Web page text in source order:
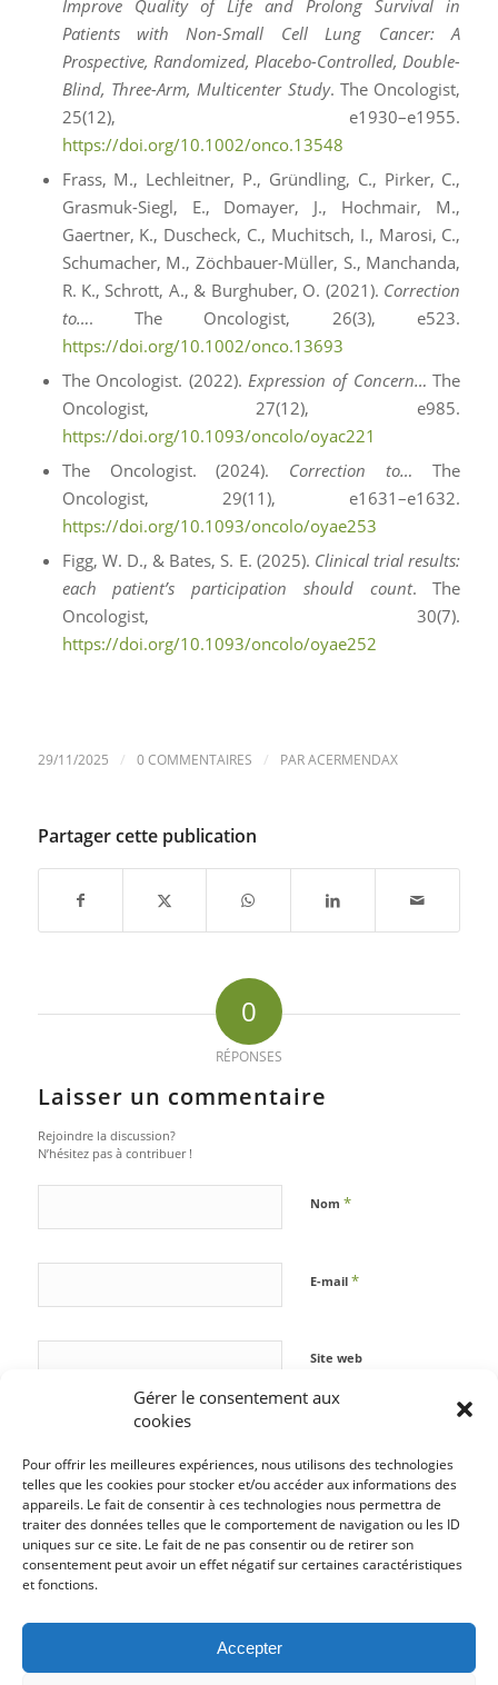
Gérer le consentement aux
cookies
Pour offrir les meilleures expériences, nous utilisons des technologies
telles que les cookies pour stocker et/ou accéder aux informations des
appareils. Le fait de consentir à ces technologies nous permettra de
traiter des données telles que le comportement de navigation ou les ID
uniques sur ce site. Le fait de ne pas consentir ou de retirer son
consentement peut avoir un effet négatif sur certaines caractéristiques
et fonctions.
Accepter
Improve Quality of Life and Prolong Survival in
Patients with Non-Small Cell Lung Cancer: A
Prospective, Randomized, Placebo-Controlled, Double-
Blind, Three-Arm, Multicenter Study. The Oncologist,
25(12), e1930–e1955.
https://doi.org/10.1002/onco.13548
Frass, M., Lechleitner, P., Gründling, C., Pirker, C.,
Grasmuk-Siegl, E., Domayer, J., Hochmair, M.,
Gaertner, K., Duscheck, C., Muchitsch, I., Marosi, C.,
Schumacher, M., Zöchbauer-Müller, S., Manchanda,
R. K., Schrott, A., & Burghuber, O. (2021). Correction
to…. The Oncologist, 26(3), e523.
https://doi.org/10.1002/onco.13693
The Oncologist. (2022).Expression of Concern… The
Oncologist, 27(12), e985.
https://doi.org/10.1093/oncolo/oyac221
The Oncologist. (2024). Correction to… The
Oncologist, 29(11), e1631–e1632.
https://doi.org/10.1093/oncolo/oyae253
Figg, W. D., & Bates, S. E. (2025). Clinical trial results:
each patient’s participation should count. The
Oncologist, 30(7).
https://doi.org/10.1093/oncolo/oyae252
29/11/2025 / 0 COMMENTAIRES / PARACERMENDAX
Partager cette publication
0
RÉPONSES
Laisser un commentaire
Rejoindre la discussion?
N’hésitez pas à contribuer !
Nom *
E-mail *
Site web